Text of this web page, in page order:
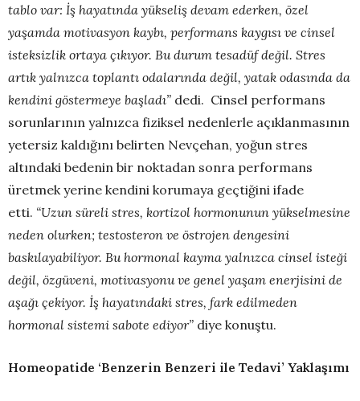
tablo var: İş hayatında yükseliş devam ederken, özel
yaşamda motivasyon kaybı, performans kaygısı ve cinsel
isteksizlik ortaya çıkıyor. Bu durum tesadüf değil. Stres
artık yalnızca toplantı odalarında değil, yatak odasında da
kendini göstermeye başladı” dedi. Cinsel performans
sorunlarının yalnızca fiziksel nedenlerle açıklanmasının
yetersiz kaldığını belirten Nevçehan, yoğun stres
altındaki bedenin bir noktadan sonra performans
üretmek yerine kendini korumaya geçtiğini ifade
etti. “Uzun süreli stres, kortizol hormonunun yükselmesine
neden olurken; testosteron ve östrojen dengesini
baskılayabiliyor. Bu hormonal kayma yalnızca cinsel isteği
değil, özgüveni, motivasyonu ve genel yaşam enerjisini de
aşağı çekiyor. İş hayatındaki stres, fark edilmeden
hormonal sistemi sabote ediyor” diye konuştu.
Homeopatide ‘Benzerin Benzeri ile Tedavi’ Yaklaşımı